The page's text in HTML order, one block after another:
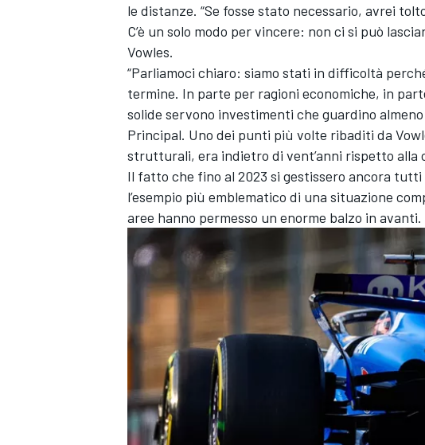
le distanze. “Se fosse stato necessario, avrei
C’è un solo modo per vincere: non ci si può
Vowles.
“Parliamoci chiaro: siamo stati in difficoltà
termine. In parte per ragioni economiche, in
solide servono investimenti che guardino
Principal. Uno dei punti più volte ribaditi da
strutturali, era indietro di vent’anni rispetto alla
Il fatto che fino al 2023 si gestissero ancora
l’esempio più emblematico di una situazione
aree hanno permesso un enorme balzo in avanti.